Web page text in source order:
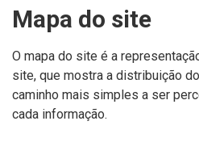
para
busca
Mapa do site
O mapa do site é a
site, que mostra a distribuição
caminho mais simples a ser
cada informação.